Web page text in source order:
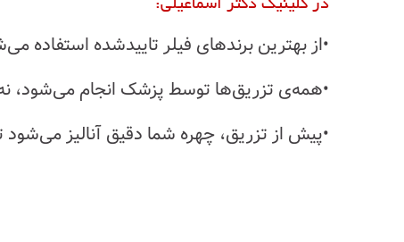
در کلینیک دکتر اسماعیلی:
•از بهترین برندهای فیلر تاییدشده استفاده
•همه‌ی تزریق‌ها توسط پزشک انجام می‌شود،
•پیش از تزریق، چهره شما دقیق آنالیز